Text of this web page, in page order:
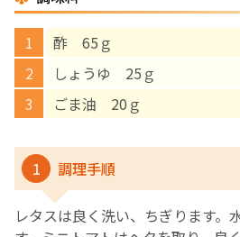
酢 65ｇ
しょうゆ 25ｇ
ごま油 20ｇ
1 調理手順
レタスは良く洗い、ちぎります。
医師プロフィ